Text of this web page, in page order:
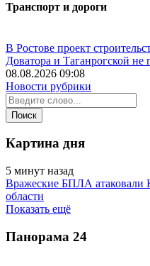
Транспорт и дороги
В Ростове проект
Доватора и Таганрогской не
08.08.2026 09:08
Новости рубрики
Картина дня
5 минут назад
Вражеские БПЛА атаковали
области
Показать ещё
Панорама 24